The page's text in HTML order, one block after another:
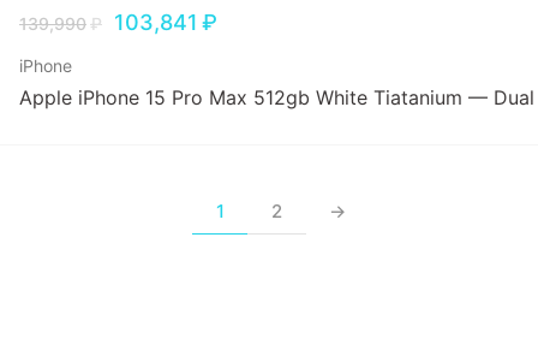
139,990₽ 103,841 ₽
iPhone
Apple iPhone 15 Pro Max 512gb White Tiatanium — Dual
1 2 →